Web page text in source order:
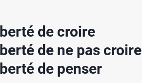
de croire
de ne pas croire
de penser